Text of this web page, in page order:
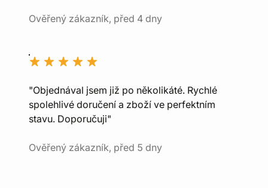
Ověřený zákazník, před 4 dny
"Objednával jsem již po několikáté. Rychlé
spolehlivé doručení a zboží ve perfektním
stavu. Doporučuji"
Ověřený zákazník, před 5 dny